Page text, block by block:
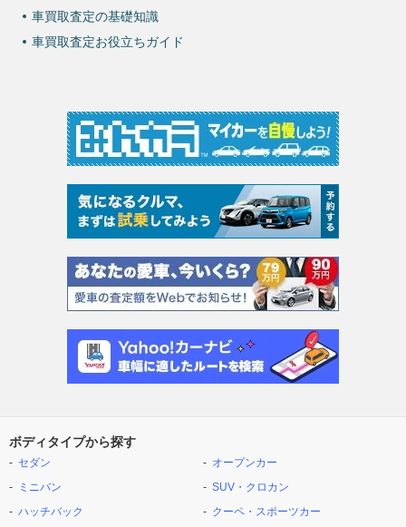
車買取査定の基礎知識
車買取査定お役立ちガイド
ボディタイプから探す
セダン
ミニバン
ハッチバック
オープンカー
SUV・クロカン
クーペ・スポーツカー